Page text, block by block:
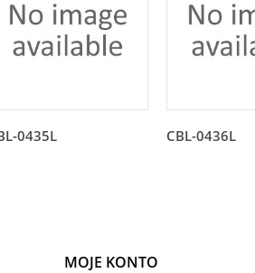
0435L CBL-0436L
MOJE KONTO